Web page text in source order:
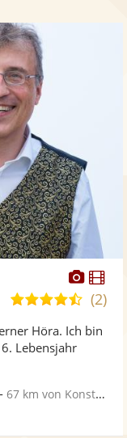
Fotos
4,6
5
(2)
Höra. Ich bin
Lebensjahr
-67 km von Konstanz